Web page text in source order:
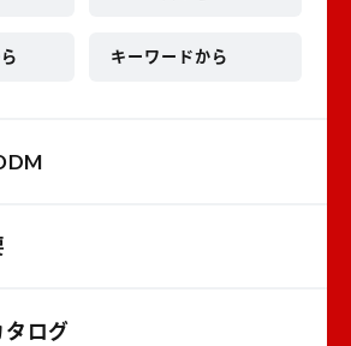
キーワードから
ログ